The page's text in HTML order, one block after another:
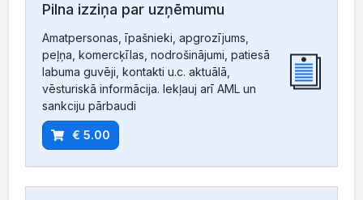
Pilna izziņa par uzņēmumu
Amatpersonas, īpašnieki, apgrozījums,
peļņa, komercķīlas, nodrošinājumi, patiesā
labuma guvēji, kontakti u.c. aktuālā,
vēsturiskā informācija. Iekļauj arī AML un
sankciju pārbaudi
€ 5.00